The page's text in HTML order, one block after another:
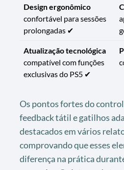
Design ergonômico
confortável para sessões
prolongadas ✔
Atualização tecnológica
compatível com funções
exclusivas do PS5 ✔
Os pontos fortes do
feedback tátil e gatilhos
destacados em vários
comprovando que esses
diferença na prática